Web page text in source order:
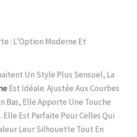
: L’Option Moderne Et
Un Style Plus Sensuel, La
Est Idéale. Ajustée Aux Courbes
Bas, Elle Apporte Une Touche
Est Parfaite Pour Celles Qui
Leur Silhouette Tout En